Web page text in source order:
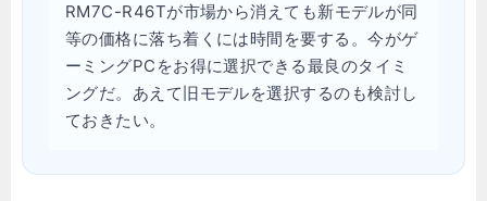
RM7C-R46Tが市場から消えても新モデルが同
等の価格に落ち着くには時間を要する。今がゲ
ーミングPCをお得に選択できる最良のタイミ
ングだ。あえて旧モデルを選択するのも検討し
ておきたい。